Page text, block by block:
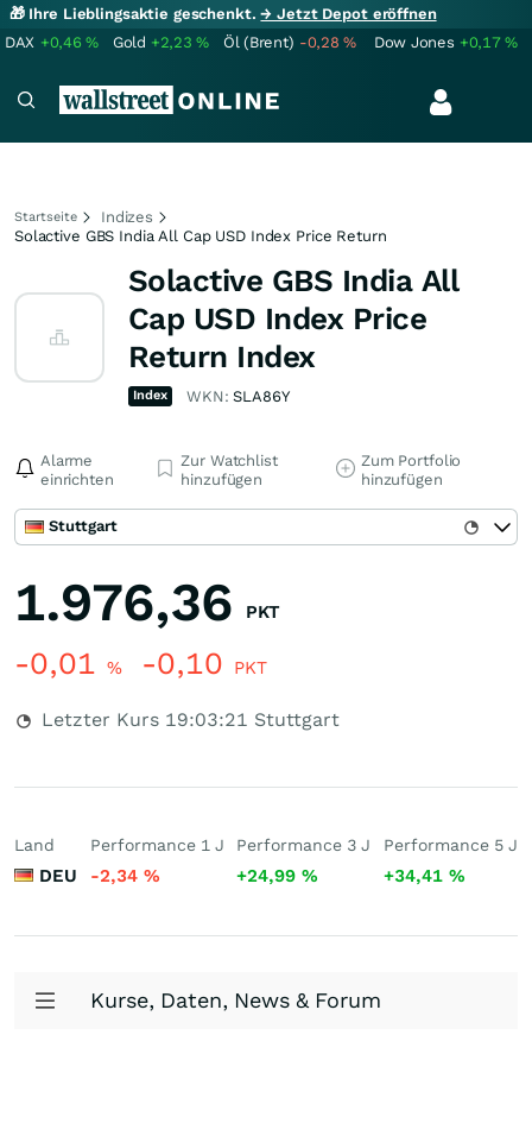
🎁 Ihre Lieblingsaktie geschenkt.→ Jetzt Depot eröffnen
DAX +0,46% Gold +2,23% Öl (Brent) -0,28% Dow Jones +0,17%
Startseite
Indizes
Solactive GBS India All Cap USD Index Price Return
Solactive GBS India All
Cap USD Index Price
Return Index
Index WKN:SLA86Y
Alarme
einrichten
Zur Watchlist
hinzufügen
Zum Portfolio
hinzufügen
Stuttgart
1.976,36 PKT
-0,01 % -0,10 PKT
Letzter Kurs 19:03:21 Stuttgart
Land
DEU
Performance 1 J
-2,34 %
Performance 3 J
+24,99%
Performance 5 J
+34,41 %
Kurse, Daten, News & Forum